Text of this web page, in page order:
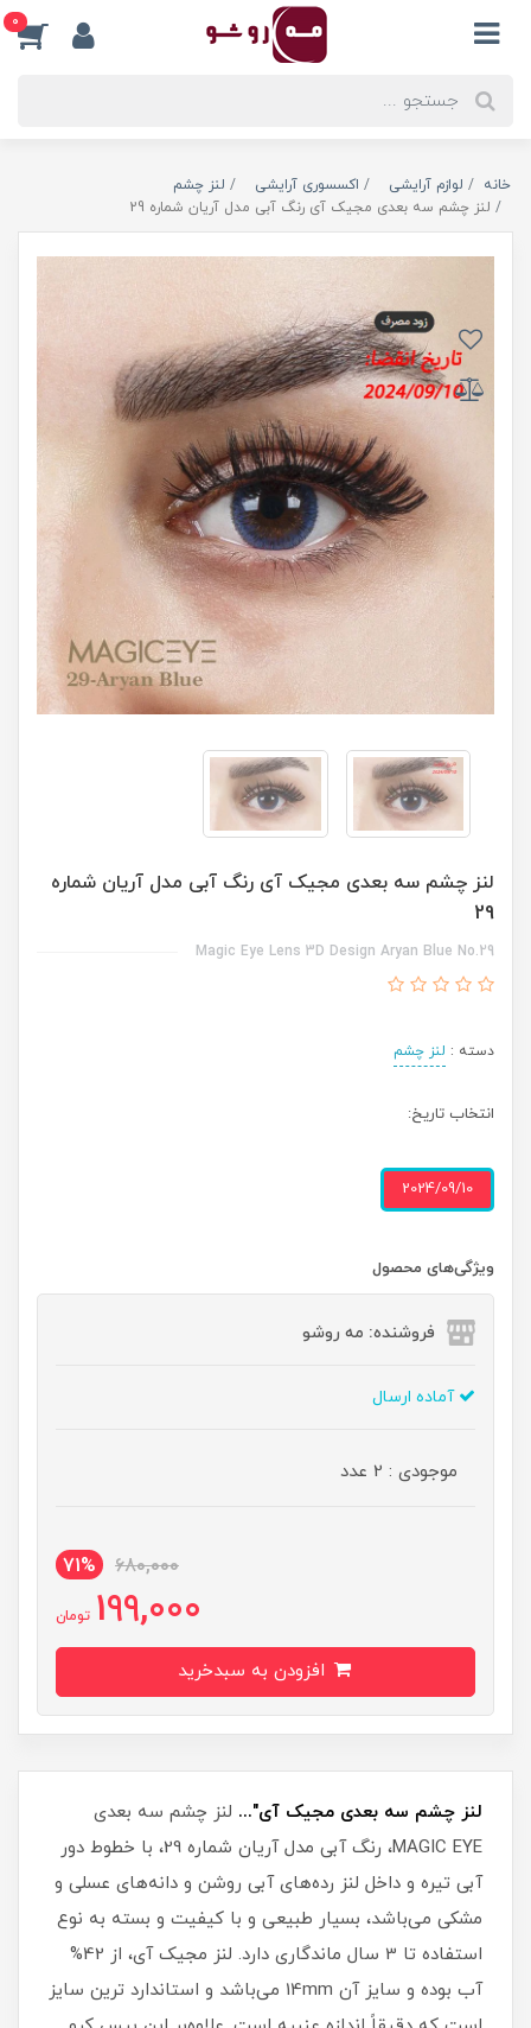
0
خانه لوازم آرایشی اکسسوری آرایشی
لنز چشم
لنز چشم سه بعدی مجیک آی رنگ آبی مدل آریان شماره 29
لنز چشم سه بعدی مجیک آی رنگ آبی مدل آریان شماره
29
Magic Eye Lens 3D Design Aryan Blue No.29
دسته : لنز چشم
انتخاب تاریخ:
2024/09/10
ویژگی‌های محصول
فروشنده: مه رو‌شو
آماده ارسال
موجودی : 2 عدد
680,000
71%
199,000 تومان
لنز چشم سه بعدی مجیک آی"... لنز چشم سه بعدی
MAGIC EYE، رنگ آبی مدل آریان شماره 29، با خطوط دور
آبی تیره و داخل لنز رده‌های آبی روشن و دانه‌های عسلی و
مشکی می‌باشد، بسیار طبیعی و با کیفیت و بسته به نوع
استفاده تا 3 سال ماندگاری دارد. لنز مجیک آی، از 42%
آب بوده و سایز آن 14mm می‌باشد و استاندارد ترین سایز